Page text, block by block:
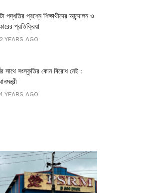
পদ্ধতির প্রশ্নে শিক্ষার্থীদের আন্দোলন ও
প্রতিক্রিয়া
YEARS AGO
সাথে সংস্কৃতির কোন বিরোধ নেই :
YEARS AGO